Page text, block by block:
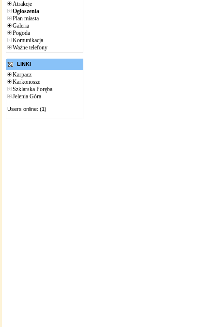
Atrakcje
Ogłoszenia
Plan miasta
Galeria
Pogoda
Komunikacja
Ważne telefony
LINKI
Karpacz
Karkonosze
Szklarska Poręba
Jelenia Góra
Users online: (1)